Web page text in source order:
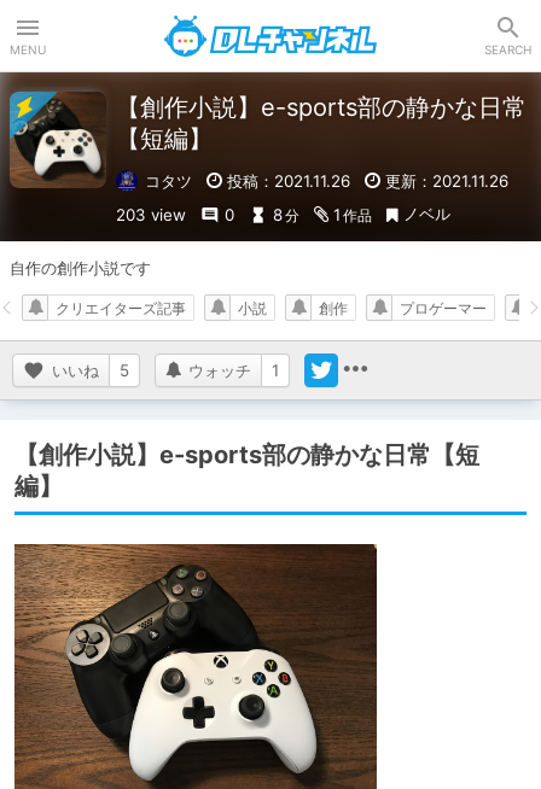
MENU SEARCH
【創作小説】e-sports部の静かな日常
【短編】
コタツ 投稿：2021.11.26
更新：2021.11.26
203 view
0 8分 1 作品 ノベル
自作の創作小説です
いいね 5 ウォッチ 1
クリエイターズ記事 小説 創作 プロゲーマー
【創作小説】e-sports部の静かな日常【短
編】